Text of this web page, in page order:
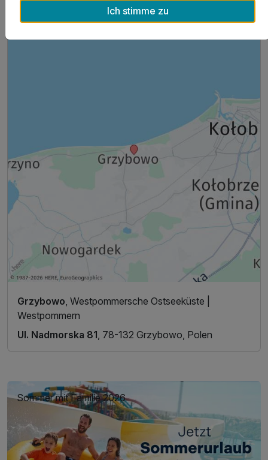
Hoteladresse
Grzybowo , Westpommersche Ostseeküste |
Westpommern
Ul. Nadmorska 81 , 78-132 Grzybowo, Polen
Sommer mit Familie 2026
Ich stimme zu